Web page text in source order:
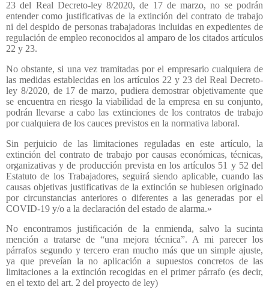
23 del Real Decreto-ley 8/2020, de 17 de marzo, no se podrán
entender como justificativas de la extinción del contrato de trabajo
ni del despido de personas trabajadoras incluidas en expedientes de
regulación de empleo reconocidos al amparo de los citados artículos
22 y 23.
No obstante, si una vez tramitadas por el empresario cualquiera de
las medidas establecidas en los artículos 22 y 23 del Real Decreto-
ley 8/2020, de 17 de marzo, pudiera demostrar objetivamente que
se encuentra en riesgo la viabilidad de la empresa en su conjunto,
podrán llevarse a cabo las extinciones de los contratos de trabajo
por cualquiera de los cauces previstos en la normativa laboral.
Sin perjuicio de las limitaciones reguladas en este artículo, la
extinción del contrato de trabajo por causas económicas, técnicas,
organizativas y de producción prevista en los artículos 51 y 52 del
Estatuto de los Trabajadores, seguirá siendo aplicable, cuando las
causas objetivas justificativas de la extinción se hubiesen originado
por circunstancias anteriores o diferentes a las generadas por el
COVID-19 y/o a la declaración del estado de alarma.»
No encontramos justificación de la enmienda, salvo la sucinta
mención a tratarse de “una mejora técnica”. A mi parecer los
párrafos segundo y tercero eran mucho más que un simple ajuste,
ya que preveían la no aplicación a supuestos concretos de las
limitaciones a la extinción recogidas en el primer párrafo (es decir,
en el texto del art. 2 del proyecto de ley)